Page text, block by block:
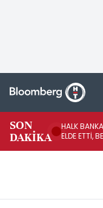
SON
DAKİKA
HALK
ELDE ETTİ,